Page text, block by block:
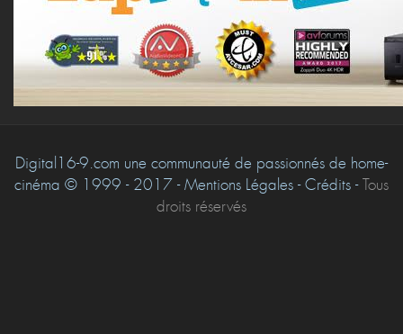
Digital16-9.com une communauté de passionnés de home-
cinéma © 1999 - 2017 - Mentions Légales - Crédits -Tous
droits réservés